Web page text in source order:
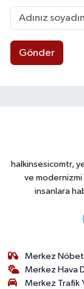
Gönder
halkinsesicomtr,
ve modernizmi
insanlara
Merkez
Merkez Hava
Merkez Trafik